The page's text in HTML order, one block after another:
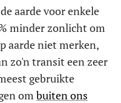
aarde voor enkele
minder zonlicht om
aarde niet merken,
zo'n transit een zeer
gebruikte
om buiten ons